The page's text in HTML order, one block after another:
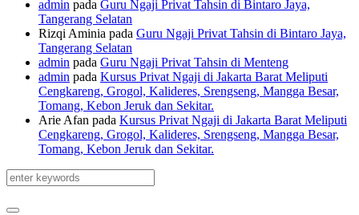
admin pada Guru Ngaji Privat Tahsin di Bintaro Jaya,
Tangerang Selatan
Rizqi Aminia pada Guru Ngaji Privat Tahsin di Bintaro Jaya,
Tangerang Selatan
admin pada Guru Ngaji Privat Tahsin di Menteng
admin pada Kursus Privat Ngaji di Jakarta Barat Meliputi
Cengkareng, Grogol, Kalideres, Srengseng, Mangga Besar,
Tomang, Kebon Jeruk dan Sekitar.
Arie Afan pada Kursus Privat Ngaji di Jakarta Barat Meliputi
Cengkareng, Grogol, Kalideres, Srengseng, Mangga Besar,
Tomang, Kebon Jeruk dan Sekitar.